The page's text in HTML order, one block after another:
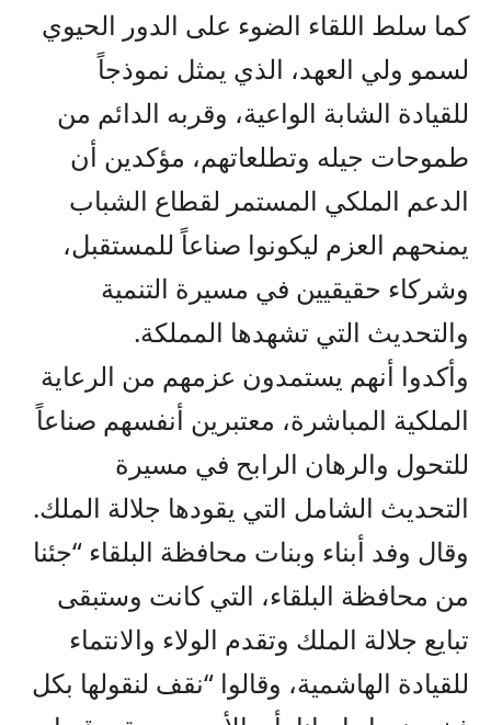
كما سلط اللقاء الضوء على الدور الحيوي
لسمو ولي العهد، الذي يمثل نموذجاً
للقيادة الشابة الواعية، وقربه الدائم من
طموحات جيله وتطلعاتهم، مؤكدين أن
الدعم الملكي المستمر لقطاع الشباب
يمنحهم العزم ليكونوا صناعاً للمستقبل،
وشركاء حقيقيين في مسيرة التنمية
والتحديث التي تشهدها المملكة.
وأكدوا أنهم يستمدون عزمهم من الرعاية
الملكية المباشرة، معتبرين أنفسهم صناعاً
للتحول والرهان الرابح في مسيرة
التحديث الشامل التي يقودها جلالة الملك.
وقال وفد أبناء وبنات محافظة البلقاء “جئنا
من محافظة البلقاء، التي كانت وستبقى
تبايع جلالة الملك وتقدم الولاء والانتماء
للقيادة الهاشمية، وقالوا “نقف لنقولها بكل